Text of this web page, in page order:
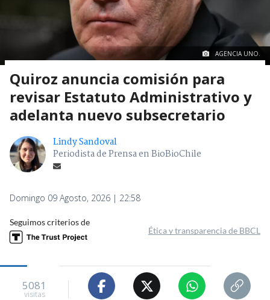
AGENCIA UNO.
Quiroz anuncia comisión para
revisar Estatuto Administrativo y
adelanta nuevo subsecretario
Lindy Sandoval
Periodista de Prensa en BioBioChile
Domingo 09 Agosto, 2026 | 22:58
Seguimos criterios de
Ética y transparencia de BBCL
5081
visitas